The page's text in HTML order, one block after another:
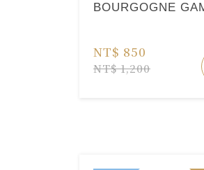
BOURGOGNE
NT$ 850
NT$ 1,200